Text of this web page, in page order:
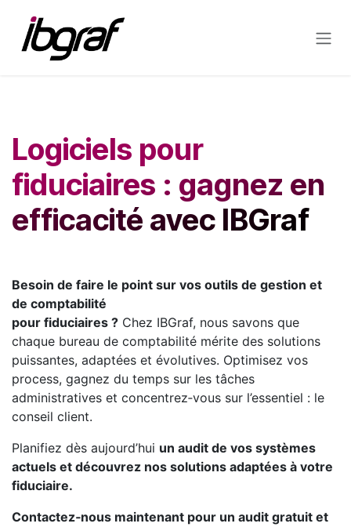
Logiciels pour
fiduciaires : gagnez en
efficacité avec IBGraf
Besoin de faire le point sur vos outils de gestion et
de comptabilité
pour fiduciaires ? Chez IBGraf, nous savons que
chaque bureau de comptabilité mérite des solutions
puissantes, adaptées et évolutives. Optimisez vos
process, gagnez du temps sur les tâches
administratives et concentrez‑vous sur l’essentiel : le
conseil client.
Planifiez dès aujourd’hui un audit de vos systèmes
actuels et découvrez nos solutions adaptées à votre
fiduciaire.
Contactez‑nous maintenant pour un audit gratuit et